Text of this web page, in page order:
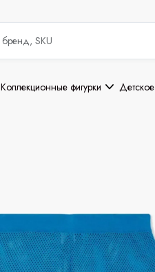
Коллекционные фигурки Детское